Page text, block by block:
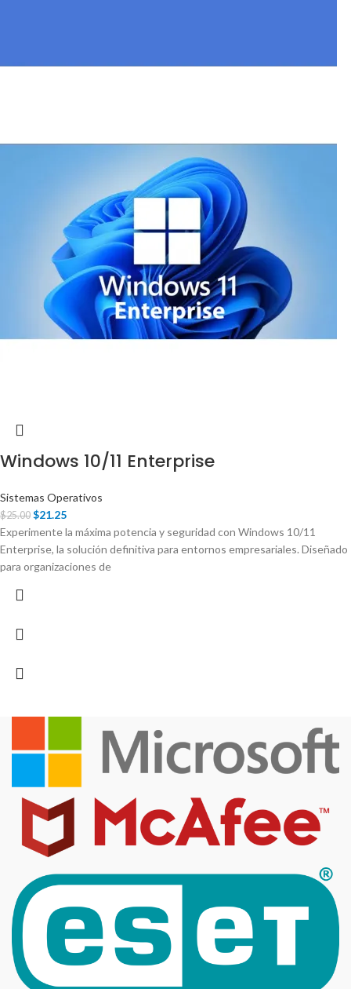
Windows 10/11 Enterprise
Sistemas Operativos
$25.00 $21.25
Experimente la máxima potencia y seguridad con Windows 10/11
Enterprise, la solución definitiva para entornos empresariales. Diseñado
para organizaciones de